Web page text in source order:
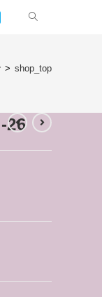
> shop_top
26